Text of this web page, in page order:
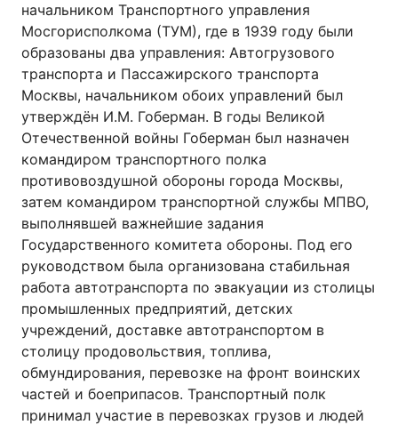
начальником Транспортного управления
Мосгорисполкома (ТУМ), где в 1939 году были
образованы два управления: Автогрузового
транспорта и Пассажирского транспорта
Москвы, начальником обоих управлений был
утверждён И.М. Гоберман. В годы Великой
Отечественной войны Гоберман был назначен
командиром транспортного полка
противовоздушной обороны города Москвы,
затем командиром транспортной службы МПВО,
выполнявшей важнейшие задания
Государственного комитета обороны. Под его
руководством была организована стабильная
работа автотранспорта по эвакуации из столицы
промышленных предприятий, детских
учреждений, доставке автотранспортом в
столицу продовольствия, топлива,
обмундирования, перевозке на фронт воинских
частей и боеприпасов. Транспортный полк
принимал участие в перевозках грузов и людей